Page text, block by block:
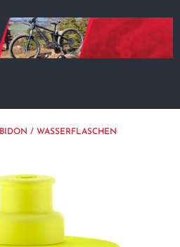
BIDON / WASSERFLASCHEN